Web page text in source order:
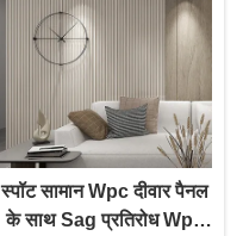
स्पॉट सामान Wpc दीवार पैनल
के साथ Sag प्रतिरोध Wpc